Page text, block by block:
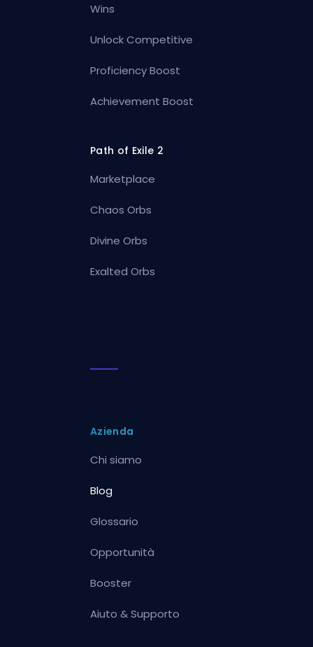
Wins
Unlock Competitive
Proficiency Boost
Achievement Boost
Path of Exile 2
Marketplace
Chaos Orbs
Divine Orbs
Exalted Orbs
Azienda
Chi siamo
Blog
Glossario
Opportunità
Booster
Aiuto & Supporto